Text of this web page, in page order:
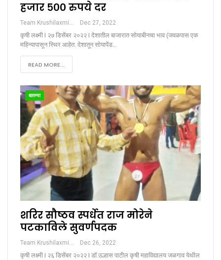
हजार ५०० रुपये दर
Dec 27, 2022
कृषी लक्ष्मी I २७ डिसेंबर २०२२ I देशातील बाजारात सोयाबीनचा भाव (जवळपास एक
महिन्यापासून स्थिर आहेत. देशातून सोयापेंड…
READ MORE...
बातम्या
शरिर सौष्ठव स्पर्धेत राज मोरेने
पटकाविले सुवर्णपदक
Dec 26, 2022
कृषी लक्ष्मी I २६ डिसेंबर २०२२ I डॉ.उल्हास पाटील कृषी महाविद्यालय जळगाव येथील